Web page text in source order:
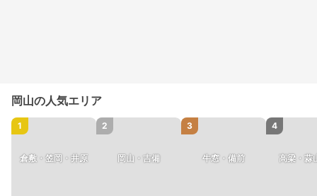
岡山の人気エリア
1
倉敷・笠岡・井原
2
岡山・吉備
3
牛窓・備前
4
高梁・蒜